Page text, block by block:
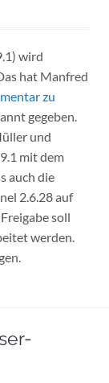
wird
hat Manfred
zu
gegeben.
und
mit dem
auch die
2.6.28 auf
soll
werden.